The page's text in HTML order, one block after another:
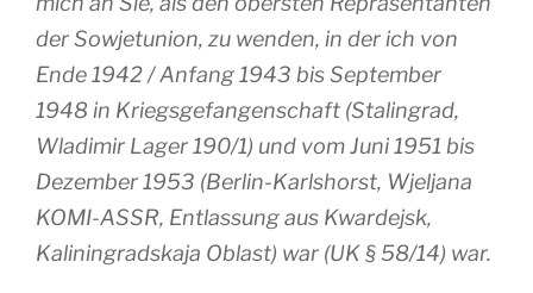
der Sowjetunion, zu wenden, in der ich von
Ende 1942 / Anfang 1943 bis September
1948 in Kriegsgefangenschaft (Stalingrad,
Wladimir Lager 190/1) und vom Juni 1951 bis
Dezember 1953 (Berlin-Karlshorst, Wjeljana
KOMI-ASSR, Entlassung aus Kwardejsk,
Kaliningradskaja Oblast) war (UK § 58/14) war.